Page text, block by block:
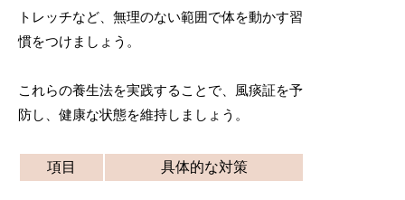
トレッチなど、無理のない範囲で体を動かす習
慣をつけましょう。
これらの養生法を実践することで、風痰証を予
防し、健康な状態を維持しましょう。
項目 具体的な対策